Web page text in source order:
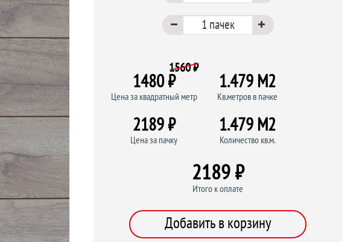
1560 ₽
1480 ₽
Цена за квадратный метр
1.479 M2
Кв.метров в пачке
2189 ₽
Цена за пачку
1.479 M2
Количество кв.м.
2189 ₽
Итого к оплате
Добавить в корзину